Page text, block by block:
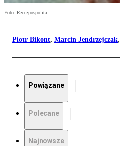
Foto: Rzeczpospolita
Piotr Bikont, Marcin Jendrzejczak,
Powiązane
Polecane
Najnowsze